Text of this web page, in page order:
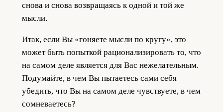
снова и снова возвращаясь к одной и той же
мысли.
Итак, если Вы «гоняете мысли по кругу», это
может быть попыткой рационализировать то, что
на самом деле является для Вас нежелательным.
Подумайте, в чем Вы пытаетесь сами себя
убедить, что Вы на самом деле чувствуете, в чем
сомневаетесь?